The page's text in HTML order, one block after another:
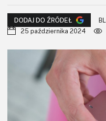
Dla Ciebie
Kontakt
Newsletter
Magazyny
DODAJ DO ŹRÓDEŁ
25 października 2024